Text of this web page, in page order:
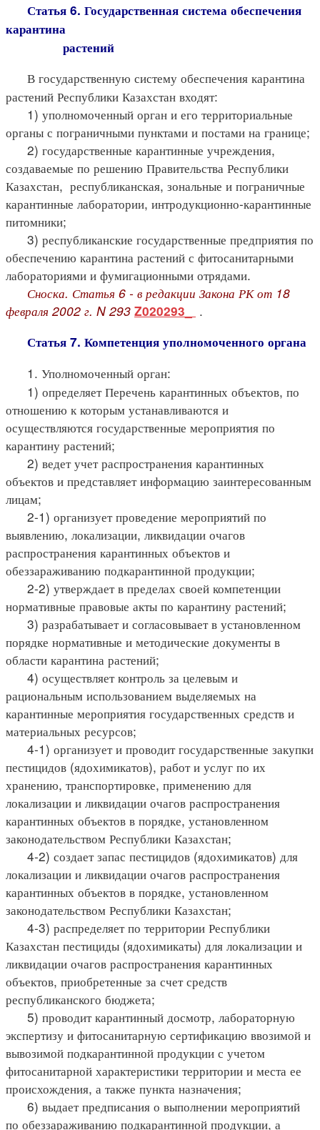
Статья 6. Государственная система обеспечения
карантина
растений
В государственную систему обеспечения карантина
растений Республики Казахстан входят:
1) уполномоченный орган и его территориальные
органы с пограничными пунктами и постами на границе;
2) государственные карантинные учреждения,
создаваемые по решению Правительства Республики
Казахстан, республиканская, зональные и пограничные
карантинные лаборатории, интродукционно-карантинные
питомники;
3) республиканские государственные предприятия по
обеспечению карантина растений с фитосанитарными
лабораториями и фумигационными отрядами.
Сноска. Статья 6 - в редакции Закона РК от 18
февраля 2002 г. N 293 Z020293_ .
Статья 7. Компетенция уполномоченного органа
1. Уполномоченный орган:
1) определяет Перечень карантинных объектов, по
отношению к которым устанавливаются и
осуществляются государственные мероприятия по
карантину растений;
2) ведет учет распространения карантинных
объектов и представляет информацию заинтересованным
лицам;
2-1) организует проведение мероприятий по
выявлению, локализации, ликвидации очагов
распространения карантинных объектов и
обеззараживанию подкарантинной продукции;
2-2) утверждает в пределах своей компетенции
нормативные правовые акты по карантину растений;
3) разрабатывает и согласовывает в установленном
порядке нормативные и методические документы в
области карантина растений;
4) осуществляет контроль за целевым и
рациональным использованием выделяемых на
карантинные мероприятия государственных средств и
материальных ресурсов;
4-1) организует и проводит государственные закупки
пестицидов (ядохимикатов), работ и услуг по их
хранению, транспортировке, применению для
локализации и ликвидации очагов распространения
карантинных объектов в порядке, установленном
законодательством Республики Казахстан;
4-2) создает запас пестицидов (ядохимикатов) для
локализации и ликвидации очагов распространения
карантинных объектов в порядке, установленном
законодательством Республики Казахстан;
4-3) распределяет по территории Республики
Казахстан пестициды (ядохимикаты) для локализации и
ликвидации очагов распространения карантинных
объектов, приобретенные за счет средств
республиканского бюджета;
5) проводит карантинный досмотр, лабораторную
экспертизу и фитосанитарную сертификацию ввозимой и
вывозимой подкарантинной продукции с учетом
фитосанитарной характеристики территории и места ее
происхождения, а также пункта назначения;
6) выдает предписания о выполнении мероприятий
по обеззараживанию подкарантинной продукции, а